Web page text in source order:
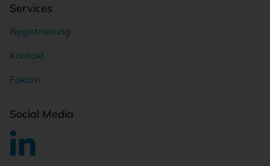
Services
Registrierung
Kontakt
Fakten
Social Media